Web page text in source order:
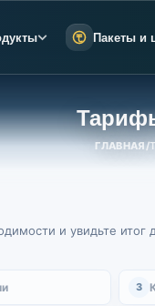
Пакеты и
ГЛАВНАЯ/
и увидьте итог
3